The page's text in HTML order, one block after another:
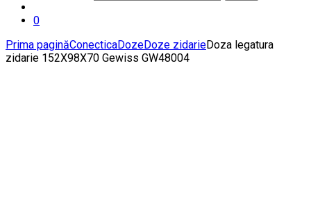
0
Prima paginăConecticaDozeDoze zidarieDoza legatura
zidarie 152X98X70 Gewiss GW48004